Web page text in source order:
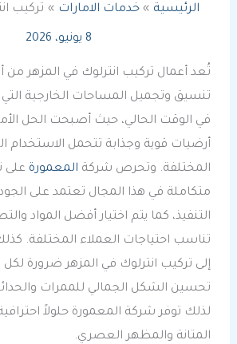
الرئيسية خدمات الامارات تركيب
8 يونيو، 2026
تُعد أعمال تركيب انترلوك في المزهر
تنسيق وتجميل المساحات الخارجية التي
في الوقت الحالي، حيث أصبحت الحل
أرضيات قوية وجذابة تتحمل الاستخدام
المختلفة. وتحرص شركة المعمورة على
متكاملة في هذا المجال تعتمد على
التنفيذ، كما يتم اختيار أفضل المواد
تناسب احتياجات العملاء المختلفة.
إلى تركيب انترلوك في المزهر ضرورة
تحسين الشكل الجمالي للممرات
لذلك توفر شركة المعمورة حلولاً
المتانة والمظهر العصري.